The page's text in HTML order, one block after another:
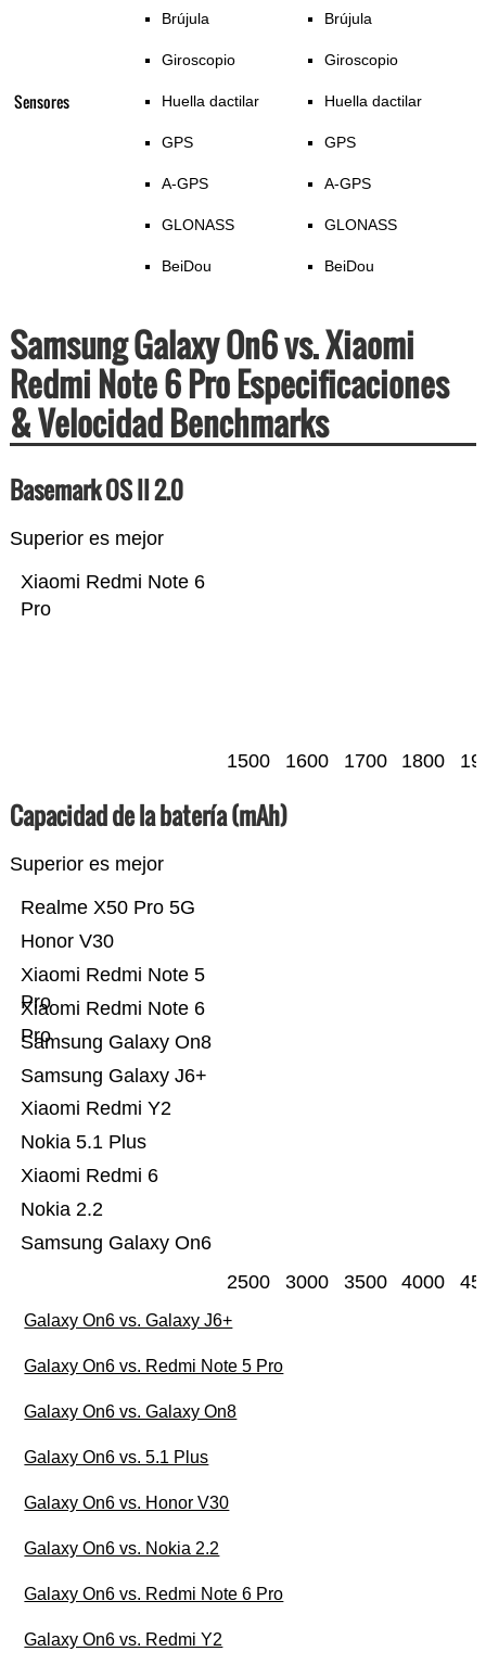
Sensores
Brújula
Giroscopio
Huella dactilar
GPS
A-GPS
GLONASS
BeiDou
Brújula
Giroscopio
Huella dactilar
GPS
A-GPS
GLONASS
BeiDou
Samsung Galaxy On6 vs. Xiaomi
Redmi Note 6 Pro Especificaciones
& Velocidad Benchmarks
Basemark OS II 2.0
Superior es mejor
Xiaomi Redmi Note 6
Pro
1500 1600 1700 1800
Capacidad de la batería (mAh)
Superior es mejor
Samsung Galaxy On6
Nokia 2.2
Xiaomi Redmi 6
Nokia 5.1 Plus
Xiaomi Redmi Y2
Samsung Galaxy J6+
Samsung Galaxy On8
Xiaomi Redmi Note 6
Pro
Xiaomi Redmi Note 5
Pro
Honor V30
Realme X50 Pro 5G
2500 3000 3500 4000
Galaxy On6 vs. Galaxy J6+
Galaxy On6 vs. Redmi Note 5 Pro
Galaxy On6 vs. Galaxy On8
Galaxy On6 vs. 5.1 Plus
Galaxy On6 vs. Honor V30
Galaxy On6 vs. Nokia 2.2
Galaxy On6 vs. Redmi Note 6 Pro
Galaxy On6 vs. Redmi Y2